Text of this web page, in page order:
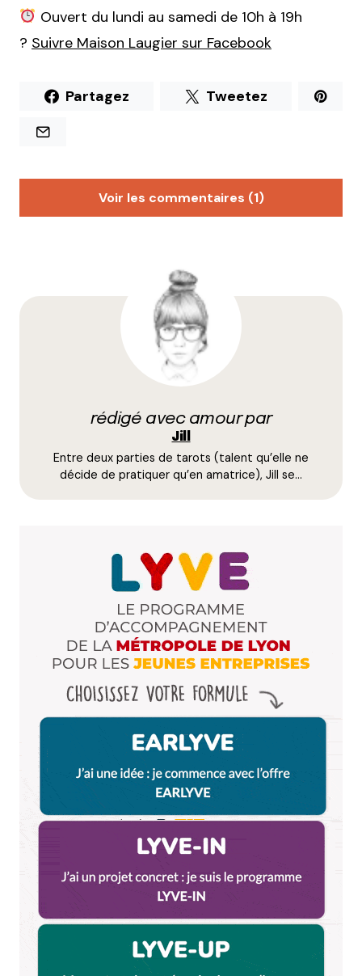
Ouvert du lundi au samedi de 10h à 19h
? Suivre Maison Laugier sur Facebook
Partagez Tweetez
Voir les commentaires (1)
Oh ça me tente trooop merci pour cette
champs obligatoires sont indiqués avec
Dis-nous tout*
Enregistrer mon nom, mon e-mail et mon site dans le
navigateur pour mon prochain commentaire.
Prévenez-moi de tous les nouveaux commentaires
par e-mail.
rédigé avec amour par
Jill
Entre deux parties de tarots (talent qu’elle ne
décide de pratiquer qu’en amatrice), Jill se…